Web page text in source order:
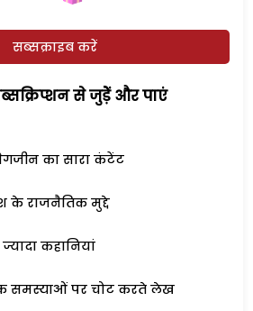
सब्सक्राइब करें
से जुड़ेें और पाएं
का सारा कंटेंट
के राजनैतिक मुद्दे
कहानियां
समस्याओं पर चोट करते लेख